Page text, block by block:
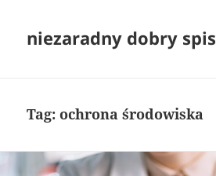
niezaradny dobry spis
Tag:ochrona środowiska